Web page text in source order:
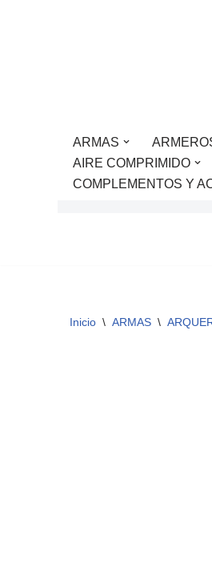
ARMAS
AIRE COMPRIMIDO
COMPLEMENTOS Y
Inicio \ ARMAS \